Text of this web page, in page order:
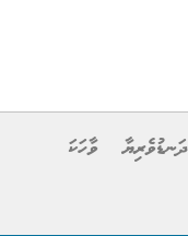
ދަނޑުވެރިޔާ
ވާހަކަ